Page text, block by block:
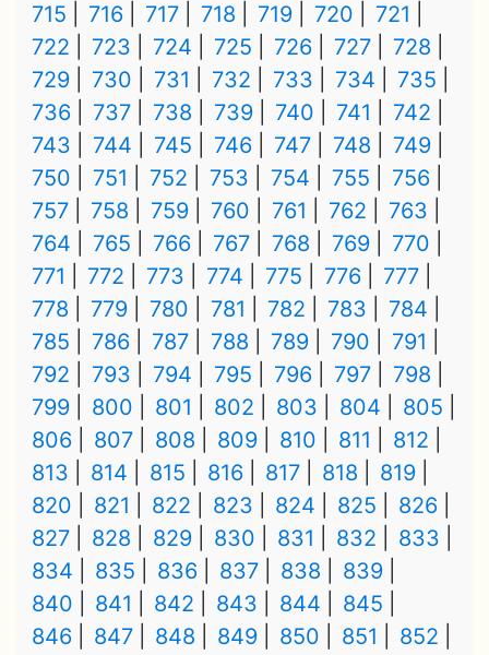
715
716 717 718 719 720
721
722
723 724 725 726 727
728
729
730 731 732 733 734
735
736
737 738 739 740 741
742
743
744 745 746 747 748
749
750
751 752 753 754 755
756
757
758 759 760 761 762
763
764
765 766 767 768 769
770
771
772 773 774 775 776
777
778
779 780 781 782 783
784
785
786 787 788 789 790
791
792
793 794 795 796 797
798
799
800 801 802 803 804
805
806
807 808 809 810 811
812
813
814 815 816 817 818
819
820
821 822 823 824 825
826
827
828 829 830 831 832
833
834
835 836 837 838
839
840
841 842 843 844
845
846
847 848 849 850 851
852